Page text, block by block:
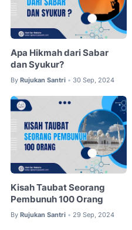
Apa Hikmah dari Sabar
dan Syukur?
By Rujukan Santri • 30 Sep, 2024
Kisah Taubat Seorang
Pembunuh 100 Orang
By Rujukan Santri • 29 Sep, 2024